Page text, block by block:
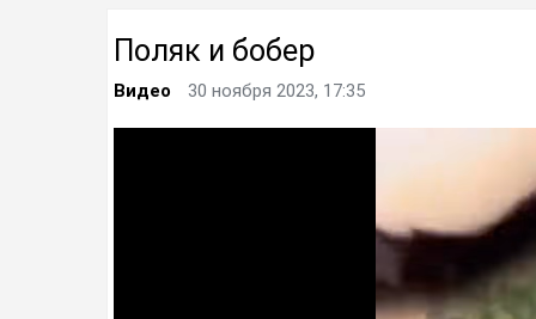
Поляк и бобер
Видео 30 ноября 2023, 17:35